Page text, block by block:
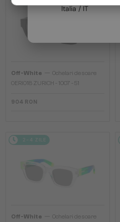
Off-White
Ochelari de soare
OERI018 ZURICH - 1007 - 51
904 RON
2-4 ZILE
Off-White
Ochelari de soare
Italia / IT